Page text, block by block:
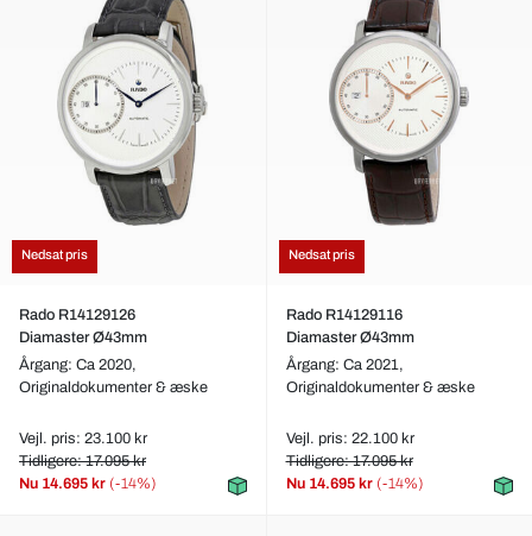
Nedsat pris
Rado R14129126
Diamaster Ø43mm
Årgang: Ca 2020,
Originaldokumenter & æske
Vejl. pris: 23.100 kr
Tidligere: 17.095 kr
Nu 14.695 kr (-14%)
Nedsat pris
Rado R14129116
Diamaster Ø43mm
Årgang: Ca 2021,
Originaldokumenter & æske
Vejl. pris: 22.100 kr
Tidligere: 17.095 kr
Nu 14.695 kr (-14%)